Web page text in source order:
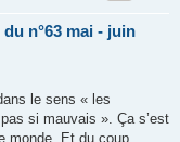
n°63 mai - juin
le sens « les
si mauvais ». Ça s’est
monde. Et du coup,